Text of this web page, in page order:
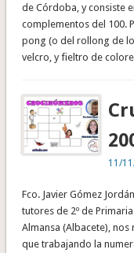
de Córdoba, y consiste
complementos del 100.
pong (o del rollong de
velcro, y fieltro de
11/
Fco. Javier Gómez
tutores de 2º de
Almansa (Albacete),
que trabajando la